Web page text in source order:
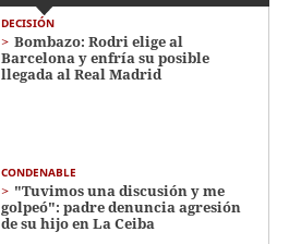
DECISIÓN
Bombazo: Rodri elige al
Barcelona y enfría su posible
llegada al Real Madrid
CONDENABLE
"Tuvimos una discusión y me
golpeó": padre denuncia agresión
de su hijo en La Ceiba